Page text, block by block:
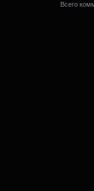
Всего